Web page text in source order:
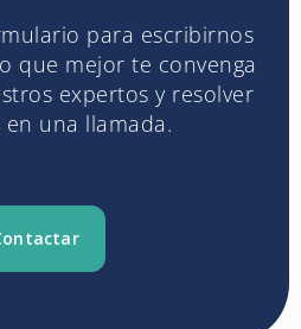
para escribirnos
que mejor te convenga
expertos y resolver
una llamada.